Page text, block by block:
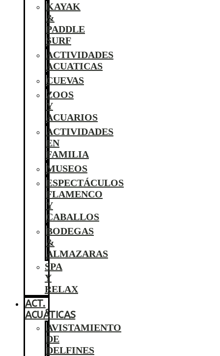
KAYAK
&
PADDLE
SURF
ACTIVIDADES
ACUATICAS
CUEVAS
ZOOS
Y
ACUARIOS
ACTIVIDADES
EN
FAMILIA
MUSEOS
ESPECTÁCULOS
FLAMENCO
Y
CABALLOS
BODEGAS
&
ALMAZARAS
SPA
Y
RELAX
ACT.
ACUÁTICAS
AVISTAMIENTO
DE
DELFINES